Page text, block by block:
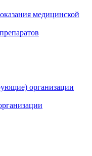
медицинской
организации